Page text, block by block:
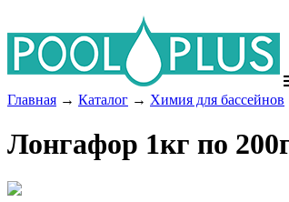
Главная → Каталог → Химия для бассейнов
Лонгафор 1кг по